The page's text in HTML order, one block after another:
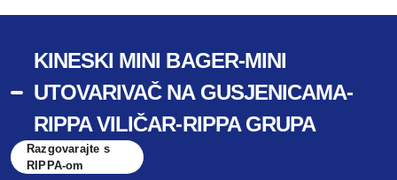
KINESKI MINI BAGER-MINI
UTOVARIVAČ NA GUSJENICAMA-
RIPPA VILIČAR-RIPPA GRUPA
Razgovarajte s
RIPPA-om